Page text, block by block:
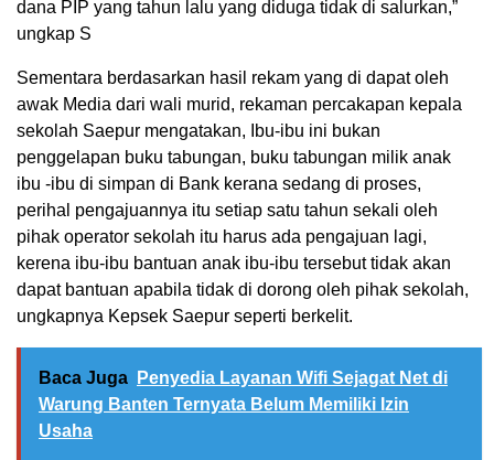
dana PIP yang tahun lalu yang diduga tidak di salurkan,”
ungkap S
Sementara berdasarkan hasil rekam yang di dapat oleh
awak Media dari wali murid, rekaman percakapan kepala
sekolah Saepur mengatakan, Ibu-ibu ini bukan
penggelapan buku tabungan, buku tabungan milik anak
ibu -ibu di simpan di Bank kerana sedang di proses,
perihal pengajuannya itu setiap satu tahun sekali oleh
pihak operator sekolah itu harus ada pengajuan lagi,
kerena ibu-ibu bantuan anak ibu-ibu tersebut tidak akan
dapat bantuan apabila tidak di dorong oleh pihak sekolah,
ungkapnya Kepsek Saepur seperti berkelit.
Baca Juga
Penyedia Layanan Wifi Sejagat Net di
Warung Banten Ternyata Belum Memiliki Izin
Usaha